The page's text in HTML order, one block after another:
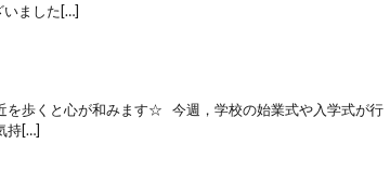
いました[…]
を歩くと心が和みます☆ 今週，学校の始業式や入学式が行
持[…]